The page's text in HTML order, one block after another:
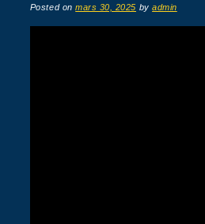
Posted onmars 30, 2025 byadmin